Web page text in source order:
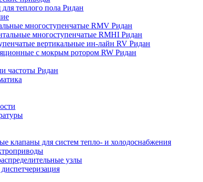
теплого пола Ридан
многоступенчатые RMV Ридан
многоступенчатые RMHI Ридан
вертикальные ин-лайн RV Ридан
с мокрым ротором RW Ридан
частоты Ридан
клапаны для систем тепло- и холодоснабжения
узлы